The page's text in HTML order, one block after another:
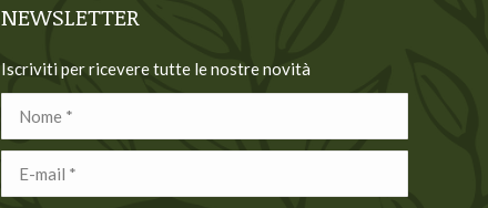
NEWSLETTER
Iscriviti per ricevere tutte le nostre novità
Nome *
E-mail *